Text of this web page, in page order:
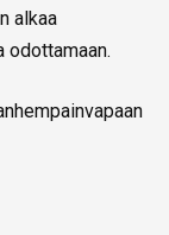
alkaa
odottamaan.